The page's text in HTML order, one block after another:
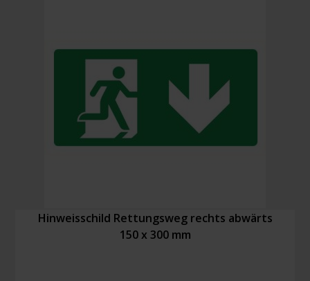
Hinweisschild Rettungsweg rechts abwärts
150 x 300 mm